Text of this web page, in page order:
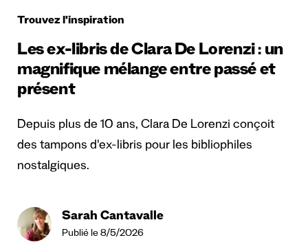
Trouvez l'inspiration
Les ex-libris de Clara De Lorenzi : un
magnifique mélange entre passé et
présent
Depuis plus de 10 ans, Clara De Lorenzi conçoit
des tampons d'ex-libris pour les bibliophiles
nostalgiques.
Sarah Cantavalle
Publié le 8/5/2026